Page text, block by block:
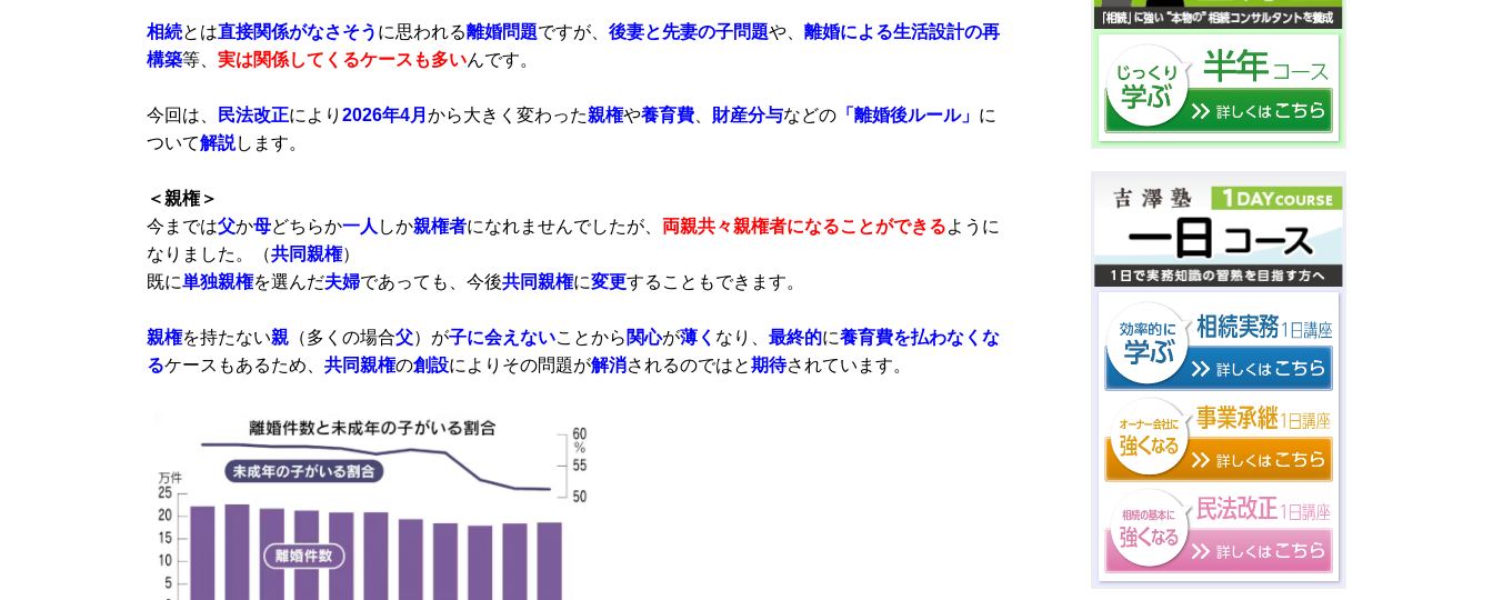
相続とは直接関係がなさそう に思われる離婚問題ですが、 後妻と先妻の子問題や、 離婚による生活設計の再
構築等、 実は関係してくるケースも多いんです。
今回は、 民法改正により 2026年4月 から大きく変わった親権や養育費 財産分与などの 「離婚後ルール」 に
ついて解説します。
＜親権＞
今までは父か母どちらか一人 しか親権者になれませんでしたが、 両親共々親権者になることができるように
なりました。（共同親権）
既に単独親権を選んだ夫婦であっても、今後共同親権に変更することもできます。
親権を持たない親 （多くの場合父）が子に会えないことから 関心が薄く なり、 最終的に養育費を払わなくな
るケースもあるため、 共同親権の創設によりその問題が解消されるのではと期待されています。